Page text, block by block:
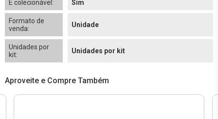
É colecionável: Sim
Formato de
venda:
Unidade
Unidades por
kit:
Unidades por kit
Aproveite e Compre Também